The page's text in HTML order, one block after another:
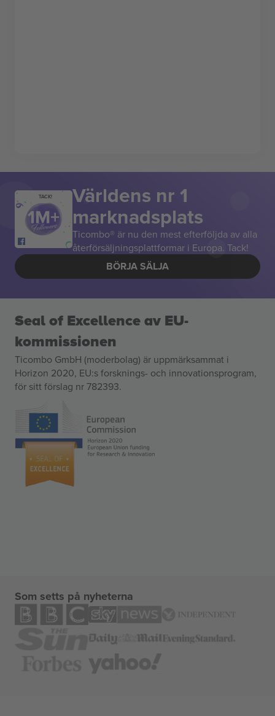
TACK! Världens nr 1
marknadsplats
Ticombo® är nu den mest efterföljda av alla
återförsäljningsplattformar i Europa. Tack!
BÖRJA SÄLJA
Seal of Excellence av EU-
kommissionen
Ticombo GmbH (moderbolag) är uppmärksammat i
Horizon 2020, EU:s forsknings- och innovationsprogram,
för sitt förslag nr 782393.
Som setts på nyheterna